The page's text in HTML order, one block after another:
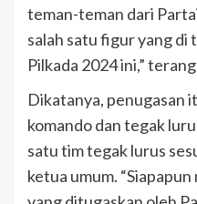
teman-teman dari
salah satu figur yang di
Pilkada 2024 ini,”
Dikatanya, penugasan
komando dan tegak
satu tim tegak lurus
ketua umum.